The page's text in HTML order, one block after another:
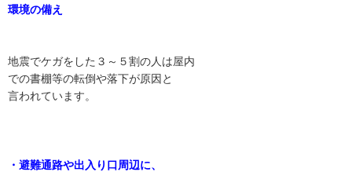
環境の備え
地震でケガをした３～５割の人は屋内
での書棚等の転倒や落下が原因と
言われています。
・避難通路や出入り口周辺に、